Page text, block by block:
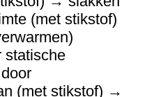
(met stikstof)
(met stikstof) →